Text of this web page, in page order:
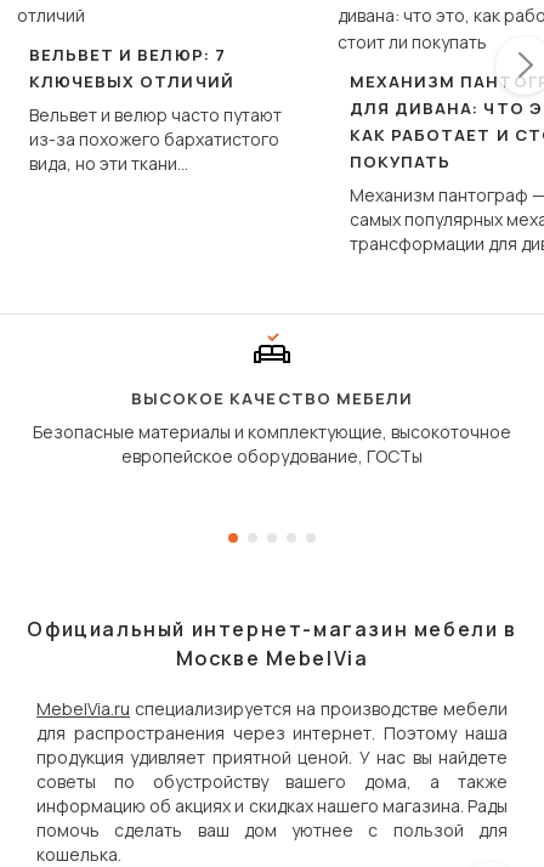
ВЕЛЬВЕТ И ВЕЛЮР: 7
КЛЮЧЕВЫХ ОТЛИЧИЙ
Вельвет и велюр часто путают
из-за похожего бархатистого
вида, но эти ткани
МЕХАНИЗМ
ДЛЯ ДИВАНА: ЧТО
КАК РАБОТАЕТ И
ПОКУПАТЬ
Механизм пантограф
самых популярных
трансформации для
сиденье не
дугообразной
ВЫСОКОЕ КАЧЕСТВО МЕБЕЛИ
Безопасные материалы и комплектующие, высокоточное
европейское оборудование, ГОСТы
Официальный интернет-магазин мебели в
Москве MebelVia
MebelVia.ru специализируется на производстве мебели
для распространения через интернет. Поэтому наша
продукция удивляет приятной ценой. У нас вы найдете
советы по обустройству вашего дома, а также
информацию об акциях и скидках нашего магазина. Рады
помочь сделать ваш дом уютнее с пользой для
кошелька.